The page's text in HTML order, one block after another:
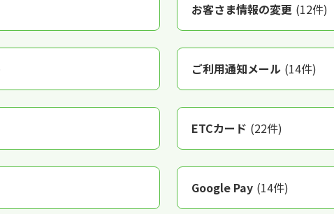
お客さま情報の変更 (12件)
ご利用通知メール (14件)
ETCカード (22件)
Google Pay (14件)